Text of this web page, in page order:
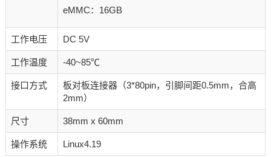
eMMC：16GB
工作电压 DC 5V
工作温度 -40~85℃
接口方式
板对板连接器（3*80pin，引脚间距0.5mm，合高
2mm）
尺寸 38mm x 60mm
操作系统 Linux4.19